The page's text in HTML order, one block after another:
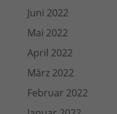
Juni 2022
Mai 2022
April 2022
März 2022
Februar 2022